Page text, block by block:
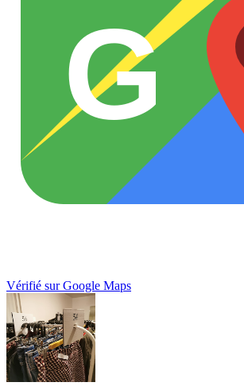
G
Vérifié sur Google Maps